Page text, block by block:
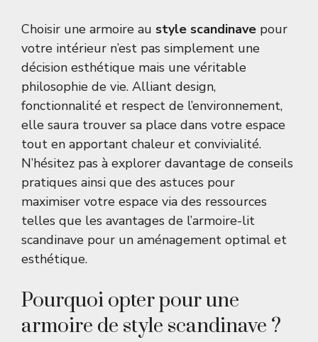
Choisir une armoire au style scandinave pour
votre intérieur n’est pas simplement une
décision esthétique mais une véritable
philosophie de vie. Alliant design,
fonctionnalité et respect de l’environnement,
elle saura trouver sa place dans votre espace
tout en apportant chaleur et convivialité.
N’hésitez pas à explorer davantage de conseils
pratiques ainsi que des astuces pour
maximiser votre espace via des ressources
telles que les avantages de l’armoire-lit
scandinave pour un aménagement optimal et
esthétique.
Pourquoi opter pour une
armoire de style scandinave ?